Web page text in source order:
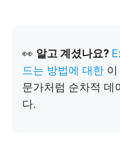
👀 알고 계셨나요?
드는 방법에 대한
문가처럼 순차적 데
다.